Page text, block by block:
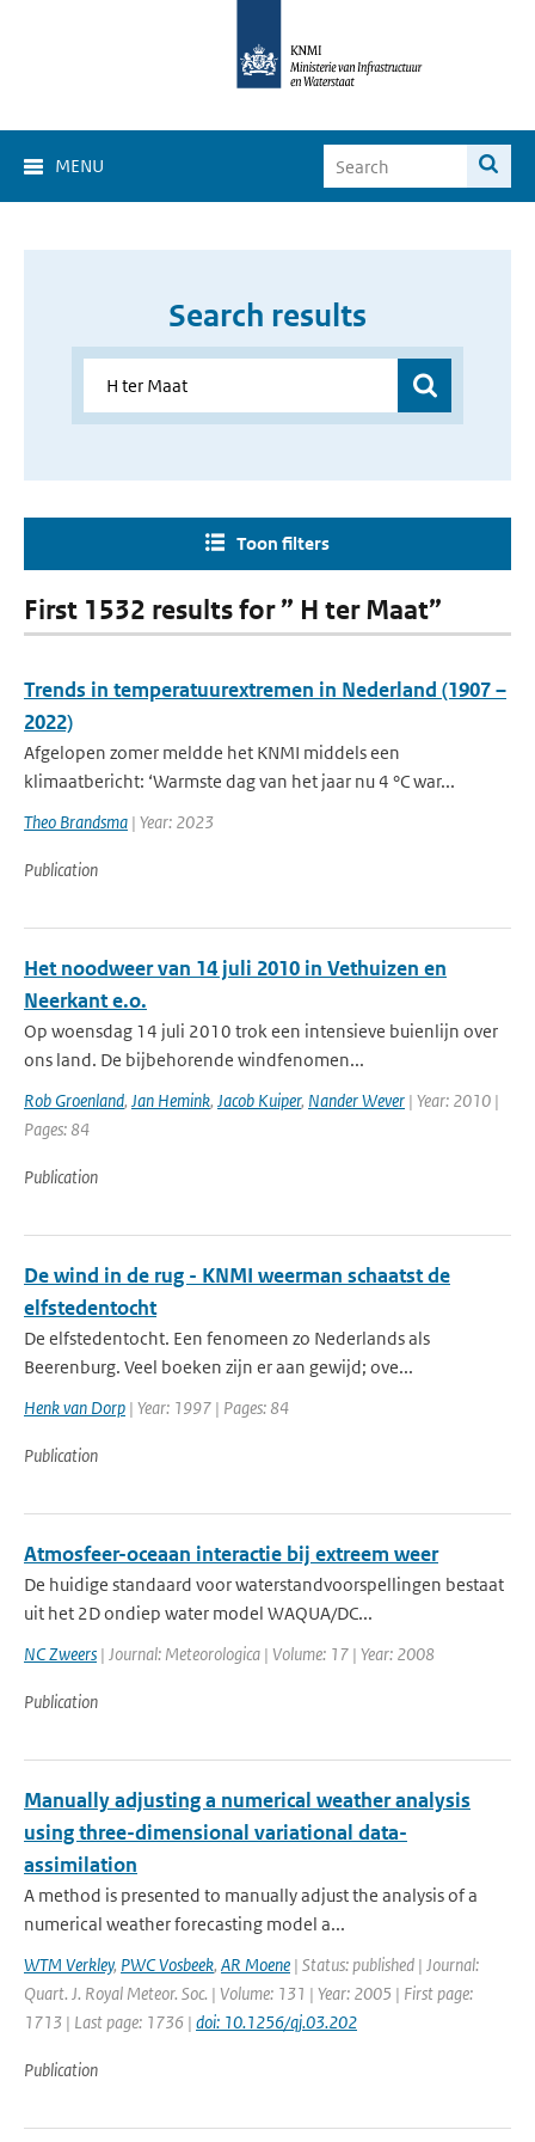
MENU
Search results
Toon filters
First 1532 results for ” H ter Maat”
Trends in temperatuurextremen in Nederland (1907 –
2022)
Afgelopen zomer meldde het KNMI middels een
klimaatbericht: ‘Warmste dag van het jaar nu 4 °C war...
Theo Brandsma | Year: 2023
Publication
Het noodweer van 14 juli 2010 in Vethuizen en
Neerkant e.o.
Op woensdag 14 juli 2010 trok een intensieve buienlijn over
ons land. De bijbehorende windfenomen...
Rob Groenland, Jan Hemink, Jacob Kuiper, Nander Wever | Year: 2010 |
Pages: 84
Publication
De wind in de rug - KNMI weerman schaatst de
elfstedentocht
De elfstedentocht. Een fenomeen zo Nederlands als
Beerenburg. Veel boeken zijn er aan gewijd; ove...
Henk van Dorp | Year: 1997 | Pages: 84
Publication
Atmosfeer-oceaan interactie bij extreem weer
De huidige standaard voor waterstandvoorspellingen bestaat
uit het 2D ondiep water model WAQUA/DC...
NC Zweers | Journal: Meteorologica | Volume: 17 | Year: 2008
Publication
Manually adjusting a numerical weather analysis
using three-dimensional variational data-
assimilation
A method is presented to manually adjust the analysis of a
numerical weather forecasting model a...
WTM Verkley, PWC Vosbeek, AR Moene | Status: published | Journal:
Quart. J. Royal Meteor. Soc. | Volume: 131 | Year: 2005 | First page:
1713 | Last page: 1736 | doi: 10.1256/qj.03.202
Publication